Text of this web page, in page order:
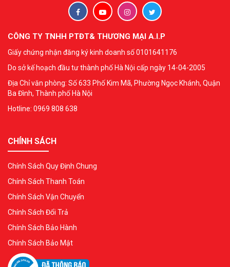
CÔNG TY TNHH PTĐT& THƯƠNG MẠI A.I.P
Giấy chứng nhận đăng ký kinh doanh số 0101641176
Do sở kế hoạch đầu tư thành phố Hà Nội cấp ngày 14-04-2005
Địa Chỉ văn phòng: Số 633 Phố Kim Mã, Phường Ngọc Khánh, Quận
Ba Đình, Thành phố Hà Nội
Hotline: 0969 808 638
CHÍNH SÁCH
Chính Sách Quy Định Chung
Chính Sách Thanh Toán
Chính Sách Vận Chuyển
Chính Sách Đổi Trả
Chính Sách Bảo Hành
Chính Sách Bảo Mật